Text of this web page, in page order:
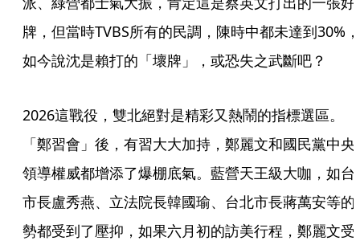
牌，但當時TVBS所有的民調，陳時中都未達到30%，
如今說沈是賴打的「壞牌」，或恐失之武斷吧？
2026這戰役，雙北絕對是精彩又熱鬧的指標選區。
「鄭習會」後，有習大大加持，鄭麗文和國民黨中央
領導權威都增添了爆棚底氣。藍營天王級大咖，如台
市長盧秀燕、立法院長韓國瑜、台北市長蔣萬安等的
勢都受到了壓抑，如果六月初的訪美行程，鄭麗文受